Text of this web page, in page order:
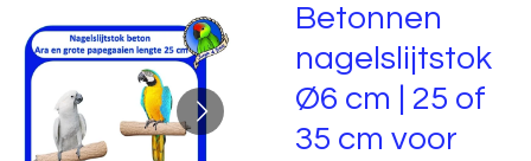
Betonnen
nagelslijtstok
Ø6 cm | 25 of
35 cm voor